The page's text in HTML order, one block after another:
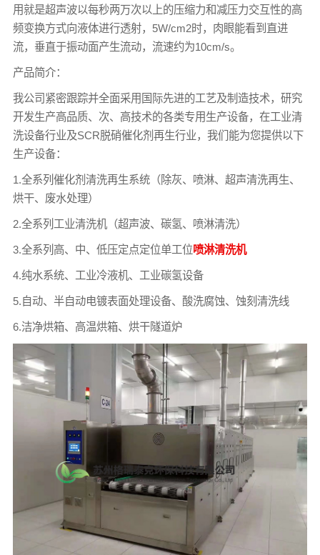
用就是超声波以每秒两万次以上的压缩力和减压力交互性的高
频变换方式向液体进行透射，5W/cm2时，肉眼能看到直进
流，垂直于振动面产生流动，流速约为10cm/s。
产品简介：
我公司紧密跟踪并全面采用国际先进的工艺及制造技术，研究
开发生产高品质、次、高技术的各类专用生产设备，在工业清
洗设备行业及SCR脱硝催化剂再生行业，我们能为您提供以下
生产设备：
1.全系列催化剂清洗再生系统（除灰、喷淋、超声清洗再生、
烘干、废水处理）
2.全系列工业清洗机（超声波、碳氢、喷淋清洗）
3.全系列高、中、低压定点定位单工位喷淋清洗机
4.纯水系统、工业冷液机、工业碳氢设备
5.自动、半自动电镀表面处理设备、酸洗腐蚀、蚀刻清洗线
6.洁净烘箱、高温烘箱、烘干隧道炉